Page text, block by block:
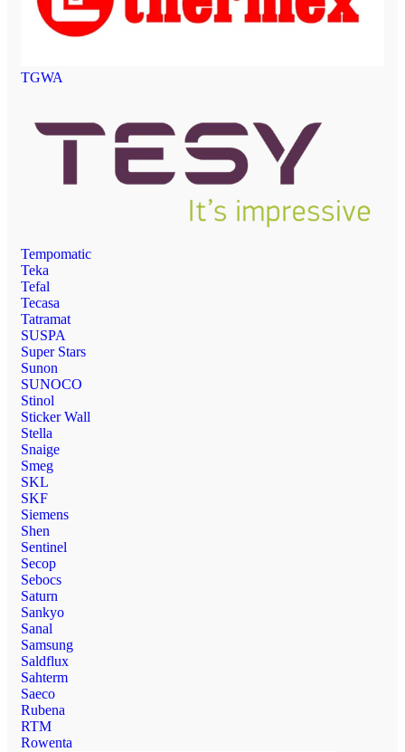
TGWA
Tempomatic
Teka
Tefal
Tecasa
Tatramat
SUSPA
Super Stars
Sunon
SUNOCO
Stinol
Sticker Wall
Stella
Snaige
Smeg
SKL
SKF
Siemens
Shen
Sentinel
Secop
Sebocs
Saturn
Sankyo
Sanal
Samsung
Saldflux
Sahterm
Saeco
Rubena
RTM
Rowenta